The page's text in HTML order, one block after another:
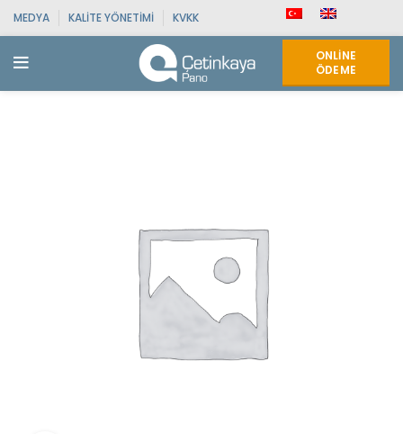
MEDYA KALITE YÖNETIMI KVKK
ONLINE
ÖDEME